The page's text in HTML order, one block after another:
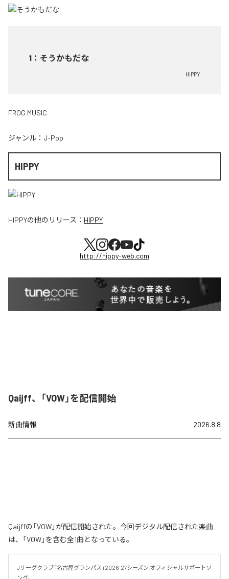
1 ： そうかもだな
HIPPY
FROG MUSIC
ジャンル： J-Pop
HIPPY
HIPPYの他のリリース： HIPPY
http://hippy-web.com
Qaijff、「VOW」を配信開始
新曲情報 2026.8.8
Qaijffの「VOW」が配信開始された。今回デジタル配信された楽曲
は、「VOW」を含む全1曲となっている。
Jリーグクラブ「名古屋グランパス」2026-27シーズン オフィシャルサポートソ
ング。